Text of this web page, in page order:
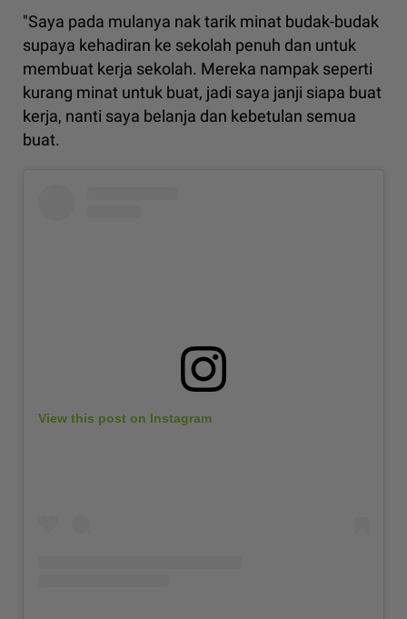
"Saya pada mulanya nak tarik minat budak-budak
supaya kehadiran ke sekolah penuh dan untuk
membuat kerja sekolah. Mereka nampak seperti
kurang minat untuk buat, jadi saya janji siapa buat
kerja, nanti saya belanja dan kebetulan semua
buat.
View this post on Instagram